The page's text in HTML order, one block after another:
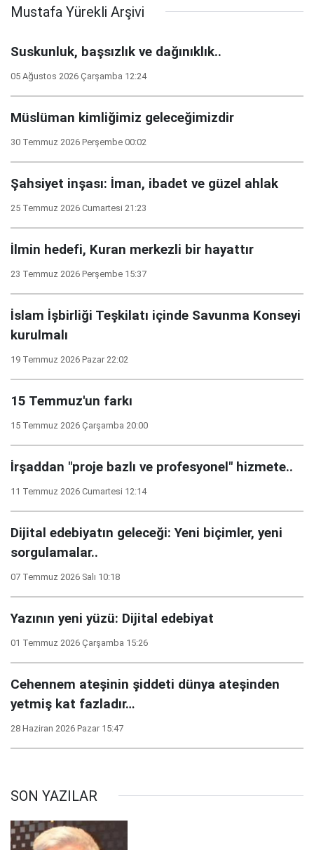
Mustafa Yürekli Arşivi
Suskunluk, başsızlık ve dağınıklık..
05 Ağustos 2026 Çarşamba 12:24
Müslüman kimliğimiz geleceğimizdir
30 Temmuz 2026 Perşembe 00:02
Şahsiyet inşası: İman, ibadet ve güzel ahlak
25 Temmuz 2026 Cumartesi 21:23
İlmin hedefi, Kuran merkezli bir hayattır
23 Temmuz 2026 Perşembe 15:37
İslam İşbirliği Teşkilatı içinde Savunma Konseyi
kurulmalı
19 Temmuz 2026 Pazar 22:02
15 Temmuz'un farkı
15 Temmuz 2026 Çarşamba 20:00
İrşaddan "proje bazlı ve profesyonel" hizmete..
11 Temmuz 2026 Cumartesi 12:14
Dijital edebiyatın geleceği: Yeni biçimler, yeni
sorgulamalar..
07 Temmuz 2026 Salı 10:18
Yazının yeni yüzü: Dijital edebiyat
01 Temmuz 2026 Çarşamba 15:26
Cehennem ateşinin şiddeti dünya ateşinden
yetmiş kat fazladır…
28 Haziran 2026 Pazar 15:47
SON YAZILAR